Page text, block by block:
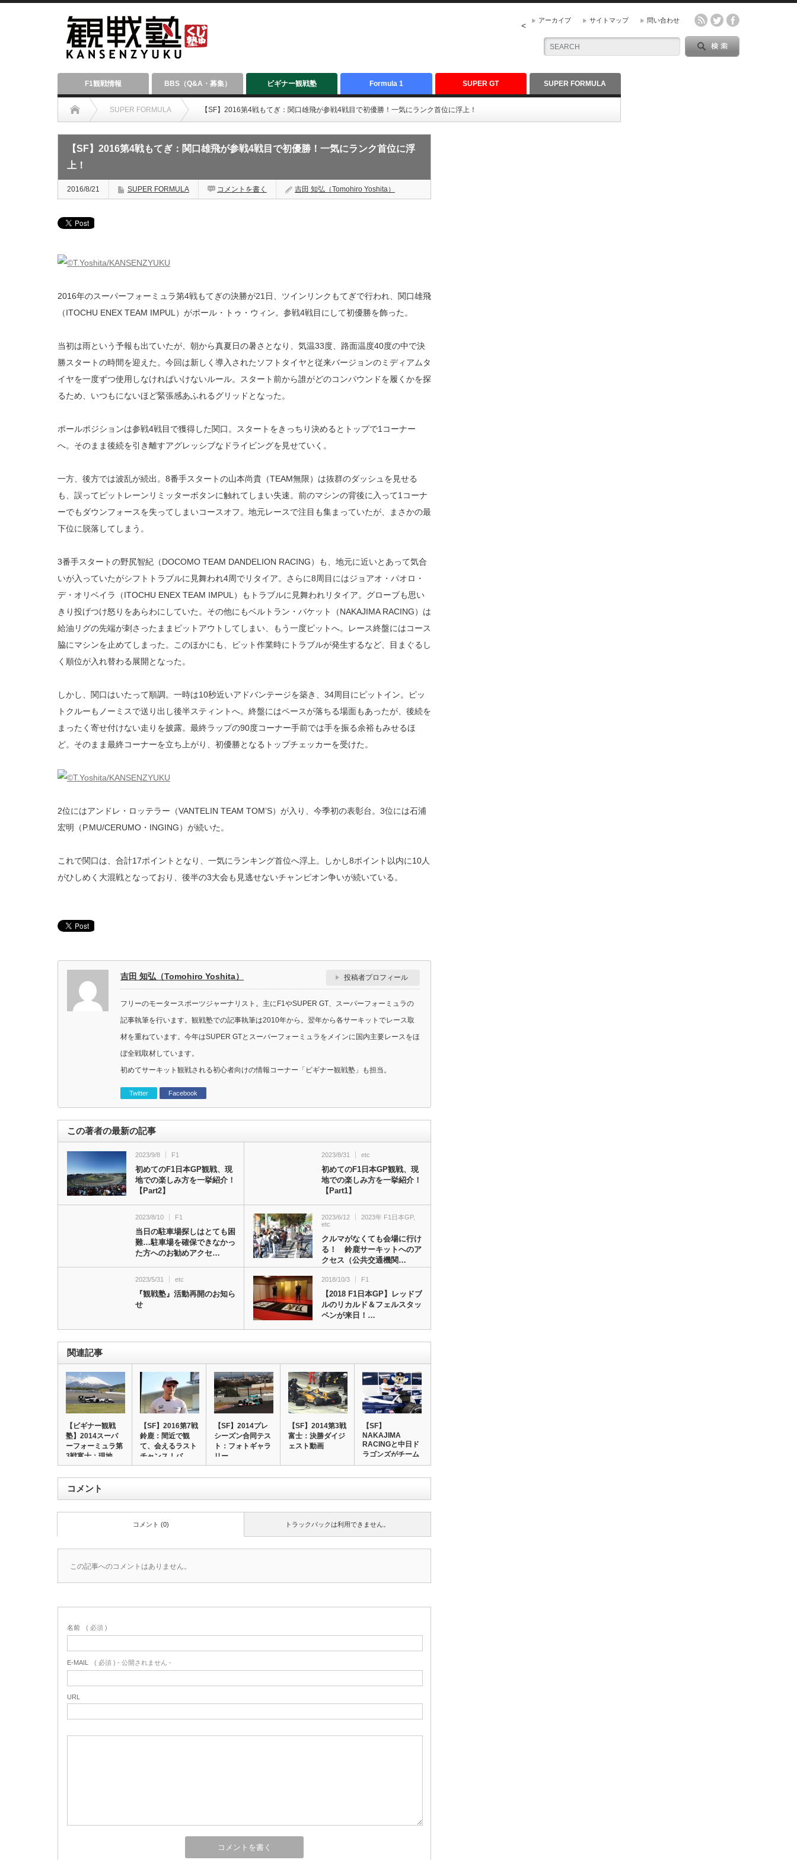
アーカイブ サイトマップ 問い合わせ
<
F1観戦情報 BBS（Q&A・募集） ビギナー観戦塾 Formula 1 SUPER GT SUPER FORMULA
SUPER FORMULA 【SF】2016第4戦もてぎ：関口雄飛が参戦4戦目で初優勝！一気にランク首位に浮上！
【SF】2016第4戦もてぎ：関口雄飛が参戦4戦目で初優勝！一気にランク首位に浮
上！
2016/8/21 SUPER FORMULA コメントを書く 吉田 知弘（Tomohiro Yoshita）
2016年のスーパーフォーミュラ第4戦もてぎの決勝が21日、ツインリンクもてぎで行われ、関口雄飛
（ITOCHU ENEX TEAM IMPUL）がポール・トゥ・ウィン。参戦4戦目にして初優勝を飾った。
当初は雨という予報も出ていたが、朝から真夏日の暑さとなり、気温33度、路面温度40度の中で決
勝スタートの時間を迎えた。今回は新しく導入されたソフトタイヤと従来バージョンのミディアムタ
イヤを一度ずつ使用しなければいけないルール。スタート前から誰がどのコンパウンドを履くかを探
るため、いつもにないほど緊張感あふれるグリッドとなった。
ポールポジションは参戦4戦目で獲得した関口。スタートをきっちり決めるとトップで1コーナー
へ。そのまま後続を引き離すアグレッシブなドライビングを見せていく。
一方、後方では波乱が続出。8番手スタートの山本尚貴（TEAM無限）は抜群のダッシュを見せる
も、誤ってピットレーンリミッターボタンに触れてしまい失速。前のマシンの背後に入って1コーナ
ーでもダウンフォースを失ってしまいコースオフ。地元レースで注目も集まっていたが、まさかの最
下位に脱落してしまう。
3番手スタートの野尻智紀（DOCOMO TEAM DANDELION RACING）も、地元に近いとあって気合
いが入っていたがシフトトラブルに見舞われ4周でリタイア。さらに8周目にはジョアオ・パオロ・
デ・オリベイラ（ITOCHU ENEX TEAM IMPUL）もトラブルに見舞われリタイア。グローブも思い
きり投げつけ怒りをあらわにしていた。その他にもベルトラン・バケット（NAKAJIMA RACING）は
給油リグの先端が刺さったままピットアウトしてしまい、もう一度ピットへ。レース終盤にはコース
脇にマシンを止めてしまった。このほかにも、ピット作業時にトラブルが発生するなど、目まぐるし
く順位が入れ替わる展開となった。
しかし、関口はいたって順調。一時は10秒近いアドバンテージを築き、34周目にピットイン。ピッ
トクルーもノーミスで送り出し後半スティントへ。終盤にはペースが落ちる場面もあったが、後続を
まったく寄せ付けない走りを披露。最終ラップの90度コーナー手前では手を振る余裕もみせるほ
ど。そのまま最終コーナーを立ち上がり、初優勝となるトップチェッカーを受けた。
2位にはアンドレ・ロッテラー（VANTELIN TEAM TOM’S）が入り、今季初の表彰台。3位には石浦
宏明（P.MU/CERUMO・INGING）が続いた。
これで関口は、合計17ポイントとなり、一気にランキング首位へ浮上。しかし8ポイント以内に10人
がひしめく大混戦となっており、後半の3大会も見逃せないチャンピオン争いが続いている。
吉田 知弘（Tomohiro Yoshita） 投稿者プロフィール
フリーのモータースポーツジャーナリスト。主にF1やSUPER GT、スーパーフォーミュラの
記事執筆を行います。観戦塾での記事執筆は2010年から。翌年から各サーキットでレース取
材を重ねています。今年はSUPER GTとスーパーフォーミュラをメインに国内主要レースをほ
ぼ全戦取材しています。
初めてサーキット観戦される初心者向けの情報コーナー「ビギナー観戦塾」も担当。
Twitter Facebook
この著者の最新の記事
2023/9/8 F1
初めてのF1日本GP観戦、現
地での楽しみ方を一挙紹介！
【Part2】
2023/8/31 etc
初めてのF1日本GP観戦、現
地での楽しみ方を一挙紹介！
【Part1】
2023/8/10 F1
当日の駐車場探しはとても困
難…駐車場を確保できなかっ
た方へのお勧めアクセ…
2023/6/12 2023年 F1日本GP,
etc
クルマがなくても会場に行け
る！ 鈴鹿サーキットへのア
クセス（公共交通機関…
2023/5/31 etc
『観戦塾』活動再開のお知ら
せ
2018/10/3 F1
【2018 F1日本GP】レッドブ
ルのリカルド＆フェルスタッ
ペンが来日！…
関連記事
【ビギナー観戦
塾】2014スーパ
ーフォーミュラ第
3戦富士：現地
観…
【SF】2016第7戦
鈴鹿：間近で観
て、会えるラスト
チャンス！バ…
【SF】2014プレ
シーズン合同テス
ト：フォトギャラ
リー
【SF】2014第3戦
富士：決勝ダイジ
ェスト動画
【SF】
NAKAJIMA
RACINGと中日ド
ラゴンズがチーム
間…
コメント
トラックバックは利用できません。
コメント (0)
この記事へのコメントはありません。
名前 ( 必須 )
E-MAIL ( 必須 ) - 公開されません -
URL